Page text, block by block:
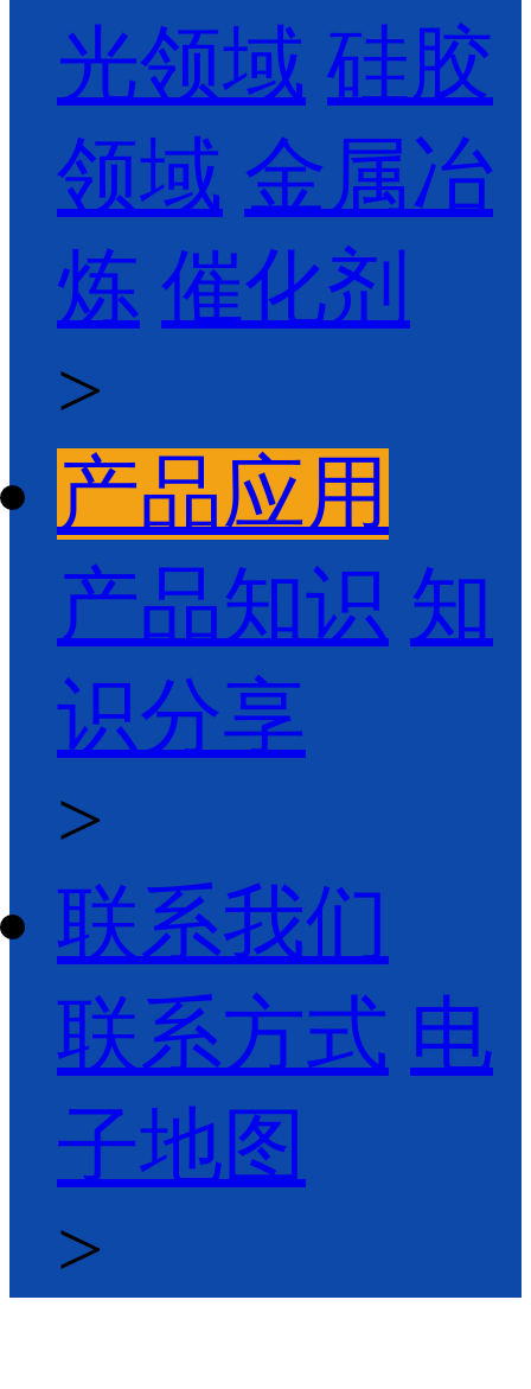
光领域 硅胶
领域 金属冶
炼 催化剂
>
产品应用
产品知识 知
识分享
>
联系我们
联系方式 电
子地图
>